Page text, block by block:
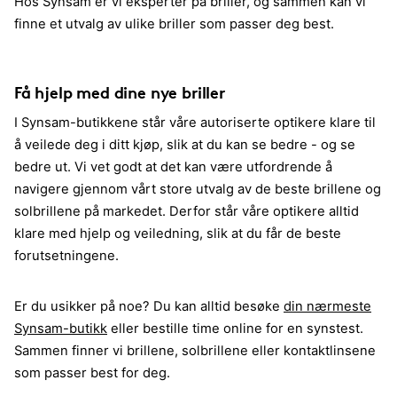
finne et utvalg av ulike briller som passer deg best.
Få hjelp med dine nye briller
I Synsam-butikkene står våre autoriserte optikere klare til
å veilede deg i ditt kjøp, slik at du kan se bedre - og se
bedre ut. Vi vet godt at det kan være utfordrende å
navigere gjennom vårt store utvalg av de beste brillene og
solbrillene på markedet. Derfor står våre optikere alltid
klare med hjelp og veiledning, slik at du får de beste
forutsetningene.
Er du usikker på noe? Du kan alltid besøke din nærmeste
Synsam-butikk eller bestille time online for en synstest.
Sammen finner vi brillene, solbrillene eller kontaktlinsene
som passer best for deg.